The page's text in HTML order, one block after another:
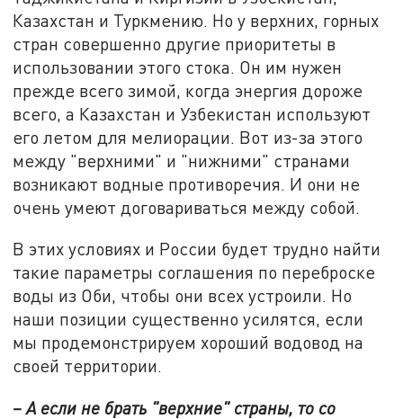
Казахстан и Туркмению. Но у верхних, горных
стран совершенно другие приоритеты в
использовании этого стока. Он им нужен
прежде всего зимой, когда энергия дороже
всего, а Казахстан и Узбекистан используют
его летом для мелиорации. Вот из-за этого
между "верхними" и "нижними" странами
возникают водные противоречия. И они не
очень умеют договариваться между собой.
В этих условиях и России будет трудно найти
такие параметры соглашения по переброске
воды из Оби, чтобы они всех устроили. Но
наши позиции существенно усилятся, если
мы продемонстрируем хороший водовод на
своей территории.
– А если не брать "верхние" страны, то со